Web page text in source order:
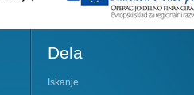
Dela
Iskanje